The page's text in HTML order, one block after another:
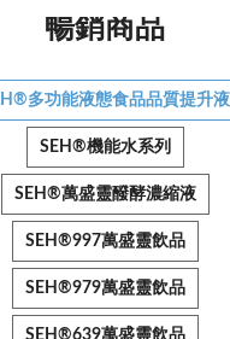
暢銷商品
多功能液態食品品質提升液
SEH®機能水系列
SEH®萬盛靈醱酵濃縮液
SEH®997萬盛靈飲品
SEH®979萬盛靈飲品